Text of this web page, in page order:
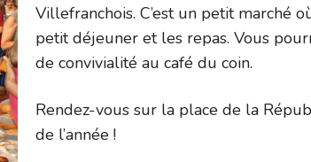
Villefranchois. C’est un petit marché
petit déjeuner et les repas. Vous
de convivialité au café du coin.
Rendez-vous sur la place de la
de l’année !